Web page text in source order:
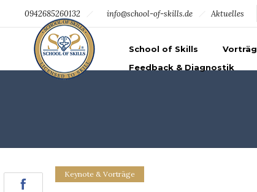
0942685260132 info@school-of-skills.de Aktuelles
School of Skills
Feedback & Diagnostik
Keynote & Vorträge